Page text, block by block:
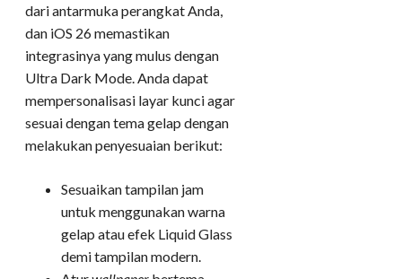
dari antarmuka perangkat Anda,
dan iOS 26 memastikan
integrasinya yang mulus dengan
Ultra Dark Mode. Anda dapat
mempersonalisasi layar kunci agar
sesuai dengan tema gelap dengan
melakukan penyesuaian berikut:
Sesuaikan tampilan jam
untuk menggunakan warna
gelap atau efek Liquid Glass
demi tampilan modern.